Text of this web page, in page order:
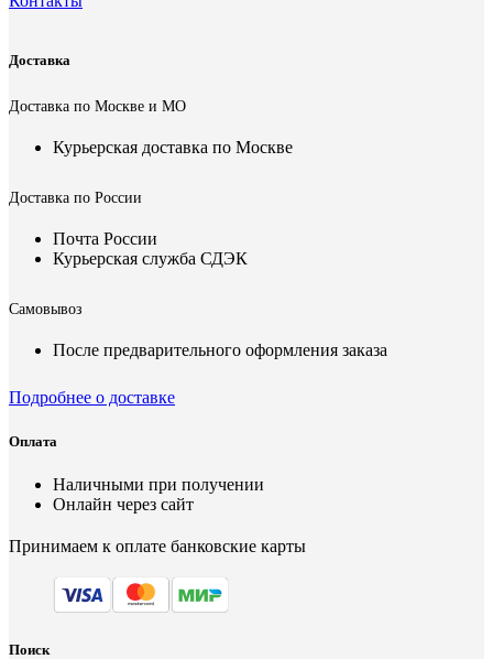
Доставка
Доставка по Москве и МО
Курьерская доставка по Москве
Доставка по России
Почта России
Курьерская служба СДЭК
Самовывоз
После предварительного оформления заказа
Подробнее о доставке
Оплата
Наличными при получении
Онлайн через сайт
Принимаем к оплате банковские карты
Поиск